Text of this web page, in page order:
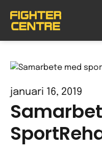
januari 16, 2019